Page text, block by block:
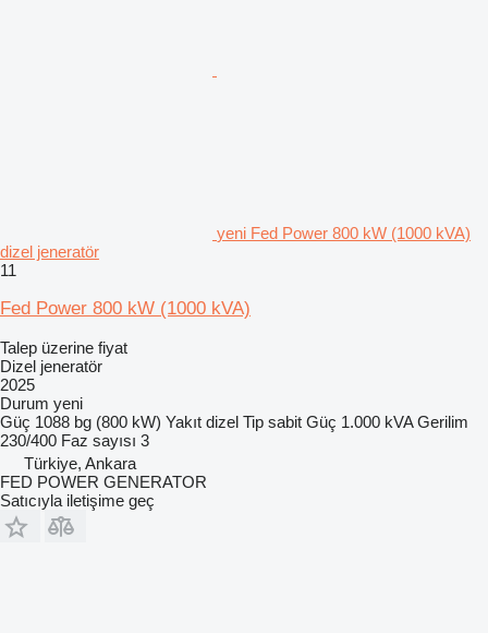
yeni Fed Power 800 kW (1000 kVA)
dizel jeneratör
11
Fed Power 800 kW (1000 kVA)
Talep üzerine fiyat
Dizel jeneratör
2025
Durum yeni
Güç 1088 bg (800 kW) Yakıt dizel Tip sabit Güç 1.000 kVA Gerilim
230/400 Faz sayısı 3
Türkiye, Ankara
FED POWER GENERATOR
Satıcıyla iletişime geç